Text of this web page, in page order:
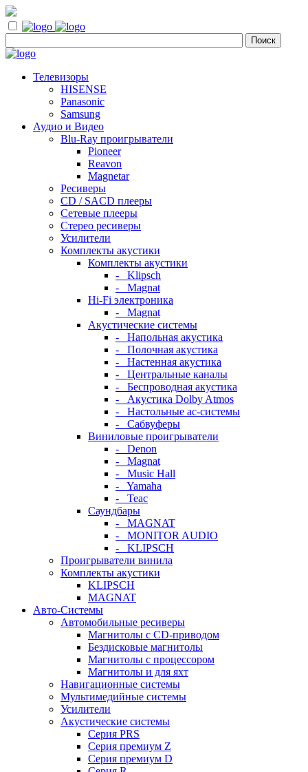
Телевизоры
HISENSE
Panasonic
Samsung
Аудио и Видео
Blu-Ray проигрыватели
Pioneer
Reavon
Magnetar
Ресиверы
CD / SACD плееры
Сетевые плееры
Стерео ресиверы
Усилители
Комплекты акустики
Комплекты акустики
- Klipsch
- Magnat
Hi-Fi электроника
- Magnat
Акустические системы
- Напольная акустика
- Полочная акустика
- Настенная акустика
- Центральные каналы
- Беспроводная акустика
- Акустика Dolby Atmos
- Настольные ас-системы
- Сабвуферы
Виниловые проигрыватели
- Denon
- Magnat
- Music Hall
- Yamaha
- Teac
Саундбары
- MAGNAT
- MONITOR AUDIO
- KLIPSCH
Проигрыватели винила
Комплекты акустики
KLIPSCH
MAGNAT
Авто-Системы
Автомобильные ресиверы
Магнитолы с CD-приводом
Бездисковые магнитолы
Магнитолы с процессором
Магнитолы и для яхт
Навигационные системы
Мультимедийные системы
Усилители
Акустические системы
Cерия PRS
Cерия премиум Z
Cерия премиум D